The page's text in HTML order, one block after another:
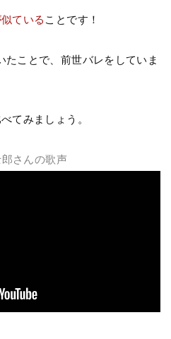
ている ことです！
たことで、前世バレをしていま
てみましょう。
さんの歌声